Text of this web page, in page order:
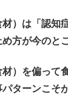
）は「認知
方が今のと
）を偏って
ターンこそ